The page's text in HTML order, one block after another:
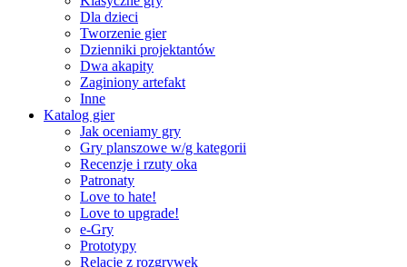
Dla dzieci
Tworzenie gier
Dzienniki projektantów
Dwa akapity
Zaginiony artefakt
Inne
Katalog gier
Jak oceniamy gry
Gry planszowe w/g kategorii
Recenzje i rzuty oka
Patronaty
Love to hate!
Love to upgrade!
e-Gry
Prototypy
Relacje z rozgrywek